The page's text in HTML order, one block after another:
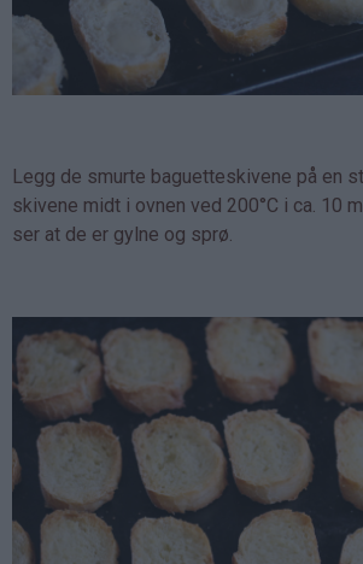
Legg de smurte baguetteskivene på en
skivene midt i ovnen ved 200°C i ca. 10
ser at de er gylne og sprø.